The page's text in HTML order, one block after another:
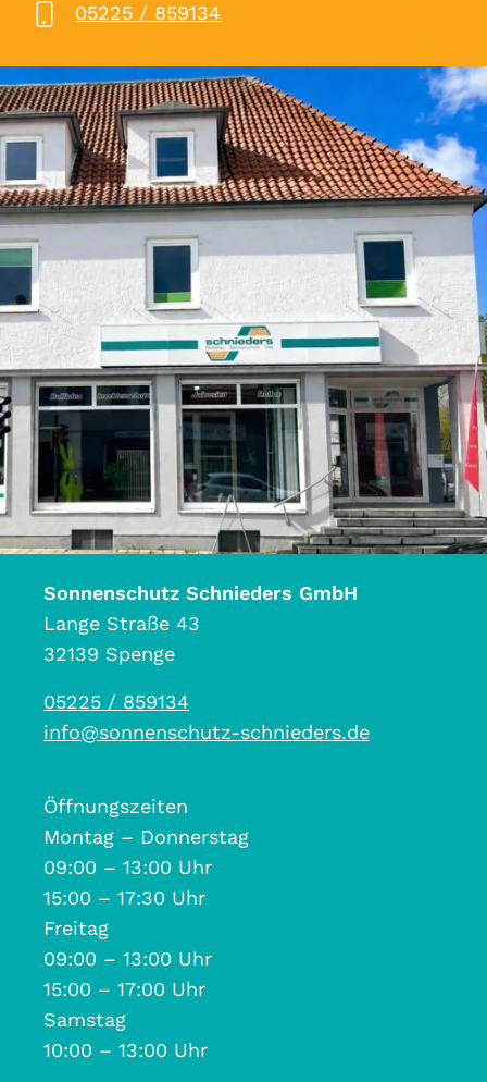
05225 / 859134
Sonnenschutz Schnieders GmbH
Lange Straße 43
32139 Spenge
05225 / 859134
info@sonnenschutz-schnieders.de
Öffnungszeiten
Montag – Donnerstag
09:00 – 13:00 Uhr
15:00 – 17:30 Uhr
Freitag
09:00 – 13:00 Uhr
15:00 – 17:00 Uhr
Samstag
10:00 – 13:00 Uhr